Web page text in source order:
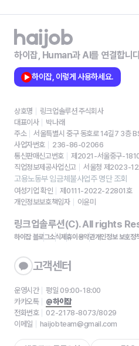
하이잡, Human과 AI를 연결합니
하이잡, 이렇게 사용하세요.
상호명
링크업솔루션 주식회사
대표이사
박나래
주소
서울특별시 중구 동호로 14길7 3층
사업자번호
236-86-02066
통신판매신고번호
제2021-서울중구-
직업정보제공사업신고
서울청 제2023-
고용노동부 임금체불사업주 명단 조회
여성기업 확인
제0111-2022-22801호
개인정보보호책임자
이윤미
링크업솔루션(C). All rights
하이잡 블로그소식제휴이용약관개인정보 보호정
고객센터
운영시간
평일 09:00-18:00
카카오톡
@하이잡
전화번호
02-2178-8073/8029
이메일
haijobteam@gmail.com